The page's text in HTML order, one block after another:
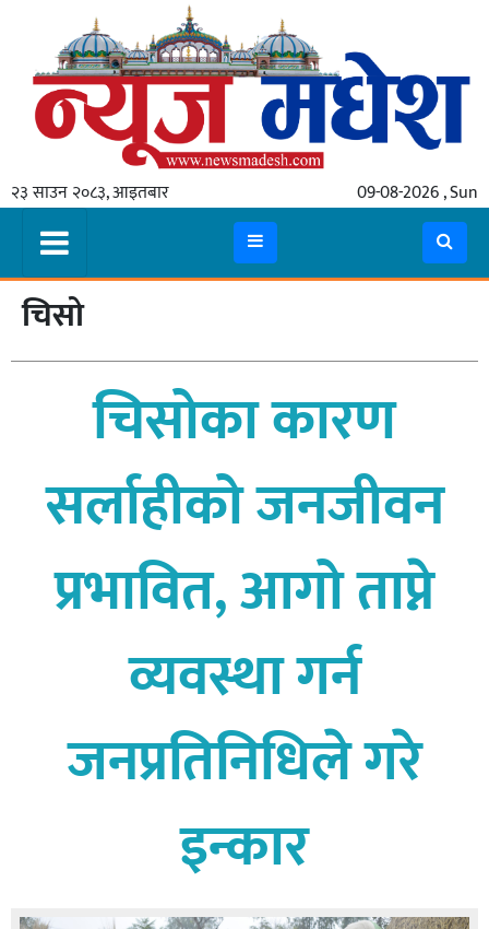
२३ साउन २०८३, आइतबार 09-08-2026 , Sun
गृहपृष्ठ
स्थानीय
प्रदेश
कोशी
प्रदेश
बागमती
सुदूरपश्चिम
प्रमुख
समाचार
अन्तरबार्ता
चिसो
चिसोका कारण
सर्लाहीको जनजीवन
प्रभावित, आगो ताप्ने
व्यवस्था गर्न
जनप्रतिनिधिले गरे
इन्कार